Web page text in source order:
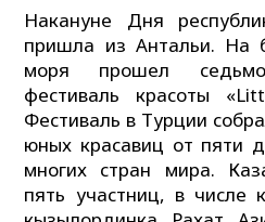
Накануне Дня
пришла из Антальи. На
моря прошел
фестиваль красоты
Фестиваль в Турции
юных красавиц от пяти
многих стран мира.
пять участниц, в числе